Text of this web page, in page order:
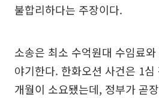
불합리하다는 주장이다.
소송은 최소 수억원대 수임료
야기한다. 한화오션 사건은 1
개월이 소요됐는데, 정부가 곧